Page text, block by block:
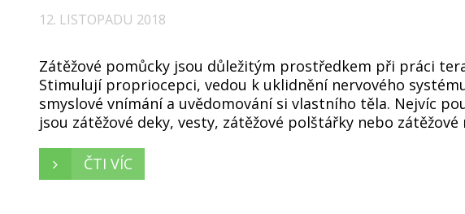
12. LISTOPADU 2018
Zátěžové pomůcky jsou důležitým prostředkem při práci
Stimulují propriocepci, vedou k uklidnění nervového
smyslové vnímání a uvědomování si vlastního těla. Nejvíc
jsou zátěžové deky, vesty, zátěžové polštářky nebo
ČTI VÍC